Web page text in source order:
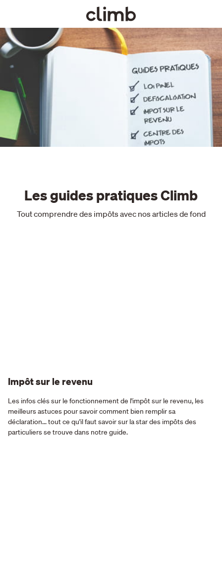
Les guides pratiques Climb
Tout comprendre des impôts avec nos articles de fond
Impôt sur le revenu
Les infos clés sur le fonctionnement de l'impôt sur le revenu, les
meilleurs astuces pour savoir comment bien remplir sa
déclaration... tout ce qu'il faut savoir sur la star des impôts des
particuliers se trouve dans notre guide.